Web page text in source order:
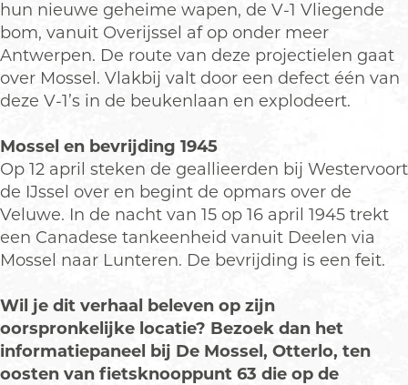
hun nieuwe geheime wapen, de V-1 Vliegende
bom, vanuit Overijssel af op onder meer
Antwerpen. De route van deze projectielen gaat
over Mossel. Vlakbij valt door een defect één van
deze V-1’s in de beukenlaan en explodeert.
Mossel en bevrijding 1945
Op 12 april steken de geallieerden bij Westervoort
de IJssel over en begint de opmars over de
Veluwe. In de nacht van 15 op 16 april 1945 trekt
een Canadese tankeenheid vanuit Deelen via
Mossel naar Lunteren. De bevrijding is een feit.
Wil je dit verhaal beleven op zijn
oorspronkelijke locatie? Bezoek dan het
informatiepaneel
bij De Mossel, Otterlo, ten
oosten van fietsknooppunt 63 die op de